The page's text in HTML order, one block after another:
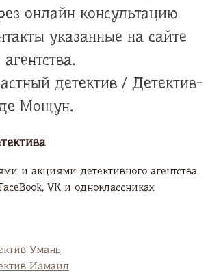
онлайн консультацию
указанные на сайте
детектив / Детектив-
Мощун.
и акциями детективного агентства
VK и одноклассниках
Умань
Измаил